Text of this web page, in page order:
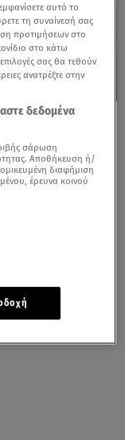
Δρουγκα
αυτό το
τη συναίνεσή σας
προτιμήσεων στο
στο κάτω
σας θα τεθούν
ανατρέξτε στην
δεδομένα
σάρωση
Αποθήκευση ή/
διαφήμιση
έρευνα κοινού